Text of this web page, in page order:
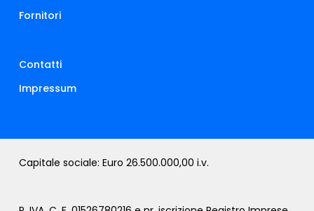
Fornitori
Contatti
Impressum
Capitale sociale: Euro 26.500.000,00 i.v.